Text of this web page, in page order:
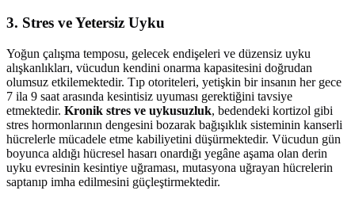
3. Stres ve Yetersiz Uyku
Yoğun çalışma temposu, gelecek endişeleri ve düzensiz uyku
alışkanlıkları, vücudun kendini onarma kapasitesini doğrudan
olumsuz etkilemektedir. Tıp otoriteleri, yetişkin bir insanın her gece
7 ila 9 saat arasında kesintisiz uyuması gerektiğini tavsiye
etmektedir. Kronik stres ve uykusuzluk, bedendeki kortizol gibi
stres hormonlarının dengesini bozarak bağışıklık sisteminin kanserli
hücrelerle mücadele etme kabiliyetini düşürmektedir. Vücudun gün
boyunca aldığı hücresel hasarı onardığı yegâne aşama olan derin
uyku evresinin kesintiye uğraması, mutasyona uğrayan hücrelerin
saptanıp imha edilmesini güçleştirmektedir.